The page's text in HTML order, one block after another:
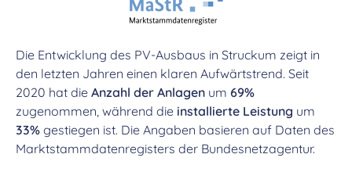
Die Entwicklung des PV-Ausbaus in Struckum zeigt in
den letzten Jahren einen klaren Aufwärtstrend. Seit
2020 hat die Anzahl der Anlagen um 69%
zugenommen, während die installierte Leistung um
33% gestiegen ist. Die Angaben basieren auf Daten des
Marktstammdatenregisters der Bundesnetzagentur.